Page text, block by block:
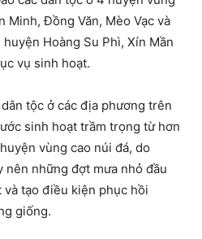
Minh, Đồng Văn, Mèo Vạc và
Hoàng Su Phì, Xín Mần
vụ sinh hoạt.
tộc ở các địa phương trên
sinh hoạt trầm trọng từ hơn
vùng cao núi đá, do
những đợt mưa nhỏ đầu
và tạo điều kiện phục hồi
giống.